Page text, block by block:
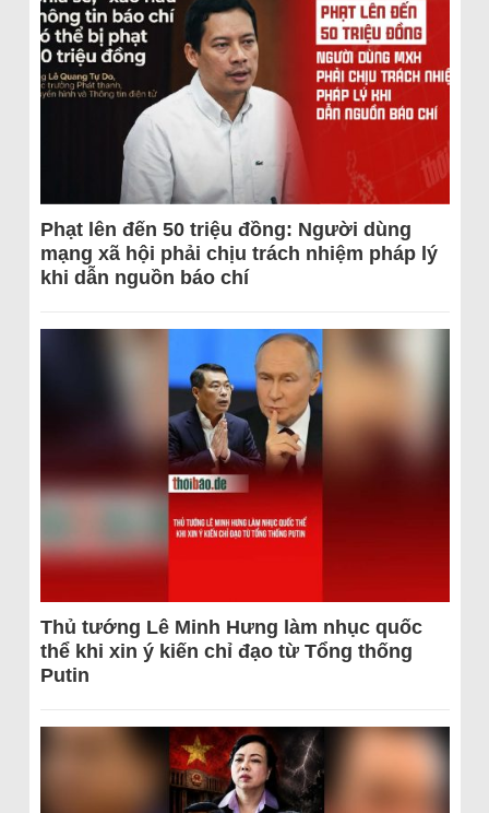
Phạt lên đến 50 triệu đồng: Người dùng
mạng xã hội phải chịu trách nhiệm pháp lý
khi dẫn nguồn báo chí
Thủ tướng Lê Minh Hưng làm nhục quốc
thể khi xin ý kiến chỉ đạo từ Tổng thống
Putin